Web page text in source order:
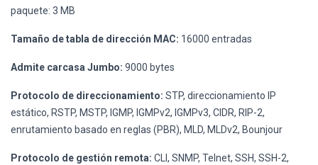
paquete: 3 MB
Tamaño de tabla de dirección MAC: 16000 entradas
Admite carcasa Jumbo: 9000 bytes
Protocolo de direccionamiento: STP, direccionamiento IP
estático, RSTP, MSTP, IGMP, IGMPv2, IGMPv3, CIDR, RIP-2,
enrutamiento basado en reglas (PBR), MLD, MLDv2, Bounjour
Protocolo de gestión remota: CLI, SNMP, Telnet, SSH, SSH-2,